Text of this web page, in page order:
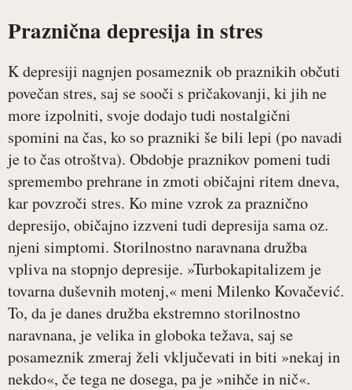
Praznična depresija in stres
K depresiji nagnjen posameznik ob praznikih občuti
povečan stres, saj se sooči s pričakovanji, ki jih ne
more izpolniti, svoje dodajo tudi nostalgični
spomini na čas, ko so prazniki še bili lepi (po navadi
je to čas otroštva). Obdobje praznikov pomeni tudi
spremembo prehrane in zmoti običajni ritem dneva,
kar povzroči stres. Ko mine vzrok za praznično
depresijo, običajno izzveni tudi depresija sama oz.
njeni simptomi. Storilnostno naravnana družba
vpliva na stopnjo depresije. »Turbokapitalizem je
tovarna duševnih motenj,« meni Milenko Kovačević.
To, da je danes družba ekstremno storilnostno
naravnana, je velika in globoka težava, saj se
posameznik zmeraj želi vključevati in biti »nekaj in
nekdo«, če tega ne dosega, pa je »nihče in nič«.